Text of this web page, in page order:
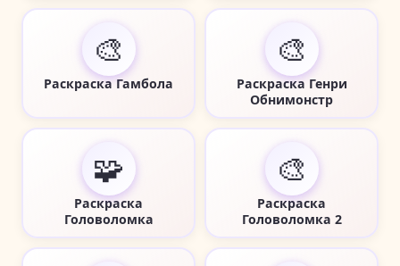
🎨
Раскраска Гамбола
🎨
Раскраска Генри
Обнимонстр
🧩
Раскраска
Головоломка
🎨
Раскраска
Головоломка 2